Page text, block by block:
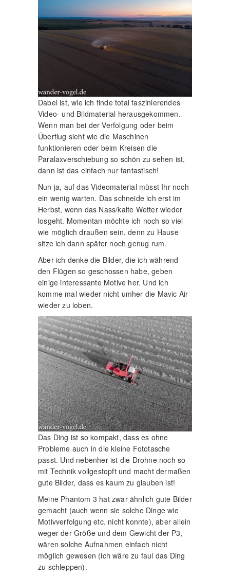
Dabei ist, wie ich finde total faszinierendes
Video- und Bildmaterial herausgekommen.
Wenn man bei der Verfolgung oder beim
Überflug sieht wie die Maschinen
funktionieren oder beim Kreisen die
Paralaxverschiebung so schön zu sehen ist,
dann ist das einfach nur fantastisch!
Nun ja, auf das Videomaterial müsst Ihr noch
ein wenig warten. Das schneide ich erst im
Herbst, wenn das Nass/kalte Wetter wieder
losgeht. Momentan möchte ich noch so viel
wie möglich draußen sein, denn zu Hause
sitze ich dann später noch genug rum.
Aber ich denke die Bilder, die ich während
den Flügen so geschossen habe, geben
einige interessante Motive her. Und ich
komme mal wieder nicht umher die Mavic Air
wieder zu loben.
Das Ding ist so kompakt, dass es ohne
Probleme auch in die kleine Fototasche
passt. Und nebenher ist die Drohne noch so
mit Technik vollgestopft und macht dermaßen
gute Bilder, dass es kaum zu glauben ist!
Meine Phantom 3 hat zwar ähnlich gute Bilder
gemacht (auch wenn sie solche Dinge wie
Motivverfolgung etc. nicht konnte), aber allein
weger der Größe und dem Gewicht der P3,
wären solche Aufnahmen einfach nicht
möglich gewesen (ich wäre zu faul das Ding
zu schleppen).